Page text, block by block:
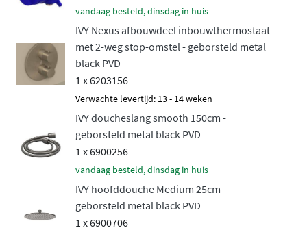
van een constante watertemperatuur. Dit voorkomt
onaangename temperatuurschommelingen en maakt
deze doucheset bijzonder veilig voor gezinnen met
kinderen. De bediening is eenvoudig met duidelijke
draaiknoppen, zodat je snel en gemakkelijk de gewenste
temperatuur en waterdruk instelt.
Keuze uit verschillende
hoofddouches en bevestigingsopties
Je kunt deze set samenstellen naar jouw wensen. Er is
verschillende hoofddouchesin verschillende
formaten, van compact tot extra ruim. Ook kun je kiezen
vandaag besteld, dinsdag in huis
IVY Nexus afbouwdeel inbouwthermostaat
met 2-weg stop-omstel - geborsteld metal
black PVD
1 x 6203156
Verwachte levertijd: 13 - 14 weken
IVY doucheslang smooth 150cm -
geborsteld metal black PVD
1 x 6900256
vandaag besteld, dinsdag in huis
IVY hoofddouche Medium 25cm -
geborsteld metal black PVD
1 x 6900706